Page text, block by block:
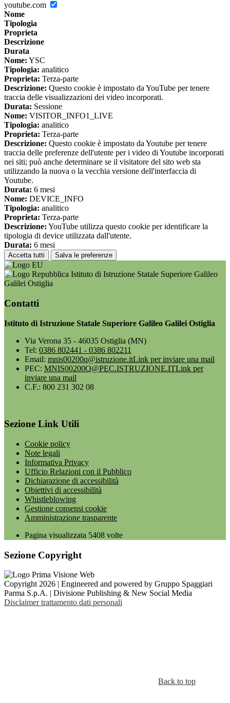
youtube.com
Nome
Tipologia
Proprieta
Descrizione
Durata
Nome: YSC
Tipologia: analitico
Proprieta: Terza-parte
Descrizione: Questo cookie è impostato da YouTube per tenere
traccia delle visualizzazioni dei video incorporati.
Durata: Sessione
Nome: VISITOR_INFO1_LIVE
Tipologia: analitico
Proprieta: Terza-parte
Descrizione: Questo cookie è impostato da Youtube per tenere
traccia delle preferenze dell'utente per i video di Youtube incorporati
nei siti; può anche determinare se il visitatore del sito web sta
utilizzando la nuova o la vecchia versione dell'interfaccia di
Youtube.
Durata: 6 mesi
Nome: DEVICE_INFO
Tipologia: analitico
Proprieta: Terza-parte
Descrizione: YouTube utilizza questo cookie per identificare la
tipologia di device utilizzata dall'utente.
Durata: 6 mesi
Accetta tutti Salva le preferenze
Istituto di Istruzione Statale Superiore Galileo
Galilei Ostiglia
Contatti
Istituto di Istruzione Statale Superiore Galileo Galilei Ostiglia
Via Verona 35 - 46035 Ostiglia (MN)
Tel: 0386 802441 - 0386 802211
Email: mnis00200q@istruzione.itLink per inviare una mail
PEC: MNIS00200Q@PEC.ISTRUZIONE.ITLink per
inviare una mail
C.F.: 800 231 302 08
Sezione Link Utili
Cookie policy
Note legali
Informativa Privacy
Ufficio Relazioni con il Pubblico
Dichiarazione di accessibilità
Obiettivi di accessibilità
Whistleblowing
Gestione consensi cookie
Amministrazione trasparente
Pagina visualizzata 5408 volte
Sezione Copyright
Copyright 2026 | Engineered and powered by Gruppo Spaggiari
Parma S.p.A. | Divisione Publishing & New Social Media
Disclaimer trattamento dati personali
Back to top